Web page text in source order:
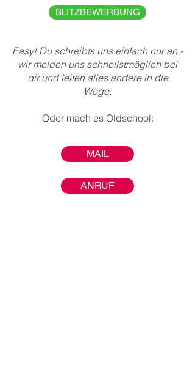
BLITZBEWERBUNG
Easy! Du schreibts uns einfach nur an -
wir melden uns schnellstmöglich bei
dir und leiten alles andere in die
Wege.
Oder mach es Oldschool:
MAIL
ANRUF